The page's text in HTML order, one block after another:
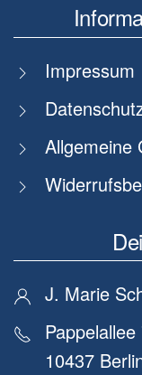
Impressum
Allgemeine
J. Marie
10437